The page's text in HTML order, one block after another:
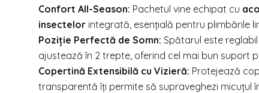
Confort All-Season: Pachetul vine echipat cu
insectelor integrată, esențială pentru plimbările
Poziție Perfectă de Somn: Spătarul este
ajustează în 2 trepte, oferind cel mai bun suport
Copertină Extensibilă cu Vizieră: Protejează
transparentă îți permite să supraveghezi micuțul